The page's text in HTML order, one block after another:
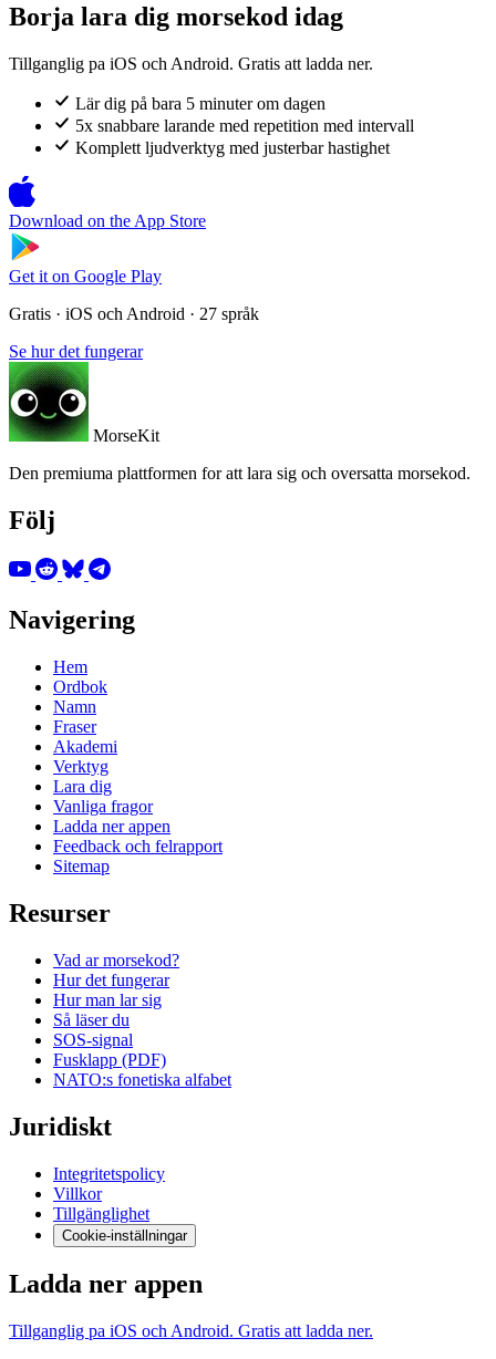
Borja lara dig morsekod idag
Tillganglig pa iOS och Android. Gratis att ladda ner.
Lär dig på bara 5 minuter om dagen
5x snabbare larande med repetition med intervall
Komplett ljudverktyg med justerbar hastighet
Download on the App Store
Get it on Google Play
Gratis · iOS och Android · 27 språk
Se hur det fungerar
MorseKit
Den premiuma plattformen for att lara sig och oversatta morsekod.
Följ
Navigering
Hem
Ordbok
Namn
Fraser
Akademi
Verktyg
Lara dig
Vanliga fragor
Ladda ner appen
Feedback och felrapport
Sitemap
Resurser
Vad ar morsekod?
Hur det fungerar
Hur man lar sig
Så läser du
SOS-signal
Fusklapp (PDF)
NATO:s fonetiska alfabet
Juridiskt
Integritetspolicy
Villkor
Tillgänglighet
Cookie-inställningar
Ladda ner appen
Tillganglig pa iOS och Android. Gratis att ladda ner.